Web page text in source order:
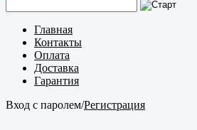
Главная
Контакты
Оплата
Доставка
Гарантия
Вход с паролем/Регистрация